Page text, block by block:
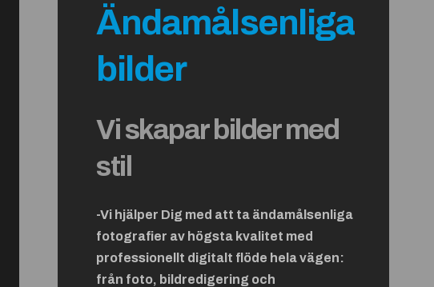
Ändamålsenliga
bilder
Vi skapar bilder med
stil
-Vi hjälper Dig med att ta ändamålsenliga
fotografier av högsta kvalitet med
professionellt digitalt flöde hela vägen:
från foto, bildredigering och